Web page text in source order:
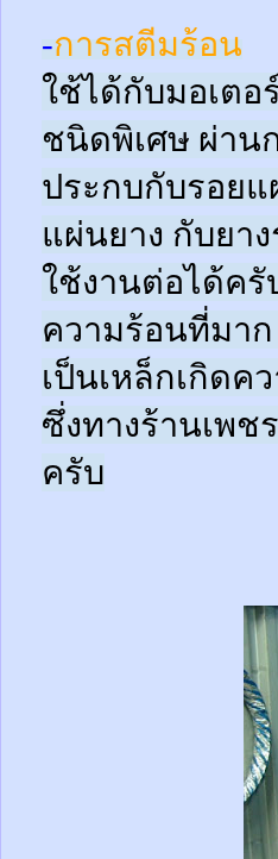
-การสตีมร้อน
ใช้ได้กับมอเตอ
ชนิดพิเศษ ผ่าน
ประกบกับรอยแ
แผ่นยาง กับยา
ใช้งานต่อได้ค
ความร้อนที่มาก
เป็นเหล็กเกิดค
ซึ่งทางร้านเพช
ครับ